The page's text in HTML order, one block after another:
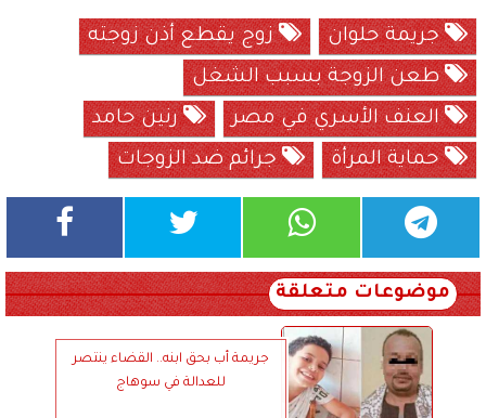
جريمة حلوان
زوج يقطع أذن زوجته
طعن الزوجة بسبب الشغل
العنف الأسري في مصر
رنين حامد
حماية المرأة
جرائم ضد الزوجات
موضوعات متعلقة
جريمة أب بحق ابنه.. القضاء ينتصر
للعدالة في سوهاج